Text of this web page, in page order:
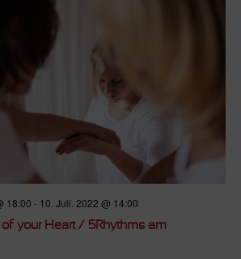
18:00 - 10. Juli. 2022 @ 14:00
of your Heart / 5Rhythms am